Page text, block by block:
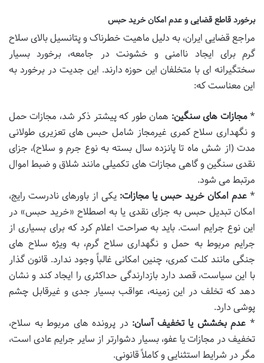
برخورد قاطع قضایی و عدم امکان خرید حبس
مراجع قضایی ایران، به دلیل ماهیت خطرناک و پتانسیل بالای سلاح
گرم برای ایجاد ناامنی و خشونت در جامعه، برخورد بسیار
سختگیرانه ای با متخلفان این حوزه دارند. این جدیت در برخورد به
این معناست که:
*مجازات های سنگین: همان طور که پیشتر ذکر شد، مجازات حمل
و نگهداری سلاح کمری غیرمجاز شامل حبس های تعزیری طولانی
مدت (از شش ماه تا پانزده سال بسته به نوع جرم و سلاح)، جزای
نقدی سنگین و گاهی مجازات های تکمیلی مانند شلاق و ضبط اموال
مرتبط می شود.
* عدم امکان خرید حبس یا مجازات: یکی از باورهای نادرست رایج،
امکان تبدیل حبس به جزای نقدی یا به اصطلاح «خرید حبس» در
این نوع جرایم است. باید به صراحت اعلام کرد که برای بسیاری از
جرایم مربوط به حمل و نگهداری سلاح گرم، به ویژه سلاح های
جنگی مانند کلت کمری، چنین امکانی غالباً وجود ندارد. قانون گذار
با این سیاست، قصد دارد بازدارندگی حداکثری را ایجاد کند و نشان
دهد که تخلف در این زمینه، عواقب بسیار جدی و غیرقابل چشم
پوشی دارد.
* عدم بخشش یا تخفیف آسان: در پرونده های مربوط به سلاح،
تخفیف در مجازات یا عفو، بسیار دشوارتر از سایر جرایم عادی است،
مگر در شرایط استثنایی و کاملاً قانونی.